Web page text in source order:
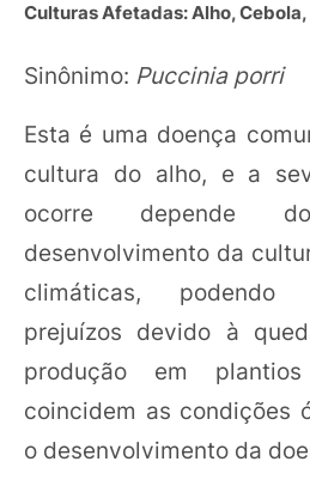
Culturas Afetadas: Alho,
Sinônimo: Puccinia porri
Esta é uma doença
cultura do alho, e a
ocorre depende
desenvolvimento da
climáticas, podendo
prejuízos devido à
produção em
coincidem as condições
o desenvolvimento da